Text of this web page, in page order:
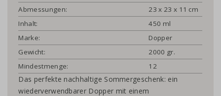
Abmessungen:
23 x 23 x 11 cm
Inhalt:
450 ml
Marke:
Dopper
Gewicht:
2000 gr.
Mindestmenge:
12
Das perfekte nachhaltige Sommergeschenk: ein
wiederverwendbarer Dopper mit einem